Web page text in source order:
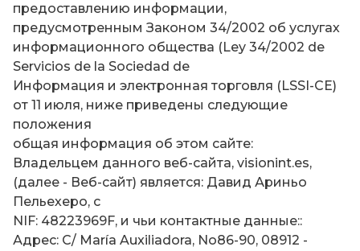
предоставлению информации,
предусмотренным Законом 34/2002 об услугах
информационного общества (Ley 34/2002 de
Servicios de la Sociedad de
Информация и электронная торговля (LSSI-CE)
от 11 июля, ниже приведены следующие
положения
общая информация об этом сайте:
Владельцем данного веб-сайта, visionint.es,
(далее - Веб-сайт) является: Давид Ариньо
Пельехеро, с
NIF: 48223969F, и чьи контактные данные::
Адрес: C/ María Auxiliadora, No86-90, 08912 -